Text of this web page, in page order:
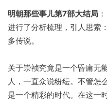
明朝那些事儿第7部大结局
进行了分析梳理，引人思索
多传说。
关于崇祯究竟是一个昏庸无
人，一直众说纷纭。不管怎
是一个精彩的时代。在这一